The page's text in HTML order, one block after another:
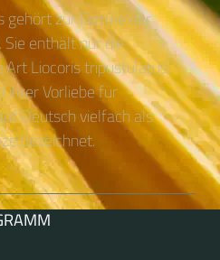
gehört zur Familie der
enthält nur die
Liocoris tripustulatus.
ihrer Vorliebe für
Deutsch vielfach als
bezeichnet.